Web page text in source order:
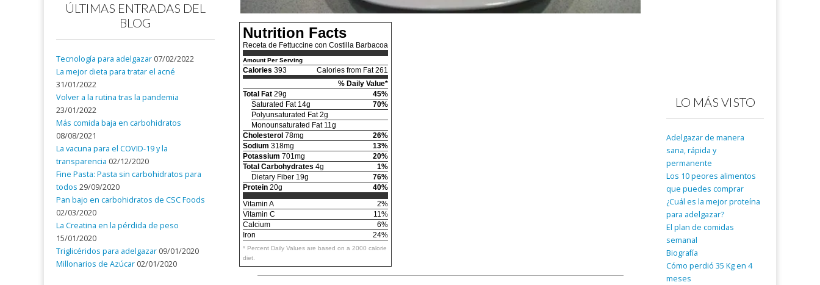
Nutrition Facts
Receta de Fettuccine con Costilla Barbacoa
Amount Per Serving
Calories 393
Calories from Fat 261
% Daily Value*
Total Fat 29g
45%
Saturated Fat 14g
70%
Polyunsaturated Fat 2g
Monounsaturated Fat 11g
Cholesterol 78mg
26%
Sodium 318mg
13%
Potassium 701mg
20%
Total Carbohydrates 4g
1%
Dietary Fiber 19g
76%
Protein 20g
40%
Vitamin A
2%
Vitamin C
11%
Calcium
6%
Iron
24%
* Percent Daily Values are based on a 2000 calorie
diet.
ÚLTIMAS ENTRADAS DEL
BLOG
Tecnología para adelgazar 07/02/2022
La mejor dieta para tratar el acné
31/01/2022
Volver a la rutina tras la pandemia
23/01/2022
Más comida baja en carbohidratos
08/08/2021
La vacuna para el COVID-19 y la
transparencia 02/12/2020
Fine Pasta: Pasta sin carbohidratos para
todos 29/09/2020
Pan bajo en carbohidratos de CSC Foods
02/03/2020
La Creatina en la pérdida de peso
15/01/2020
Triglicéridos para adelgazar 09/01/2020
Millonarios de Azúcar 02/01/2020
LO MÁS VISTO
Adelgazar de manera
sana, rápida y
permanente
Los 10 peores alimentos
que puedes comprar
¿Cuál es la mejor proteína
para adelgazar?
El plan de comidas
semanal
Biografía
Cómo perdió 35 Kg en 4
meses